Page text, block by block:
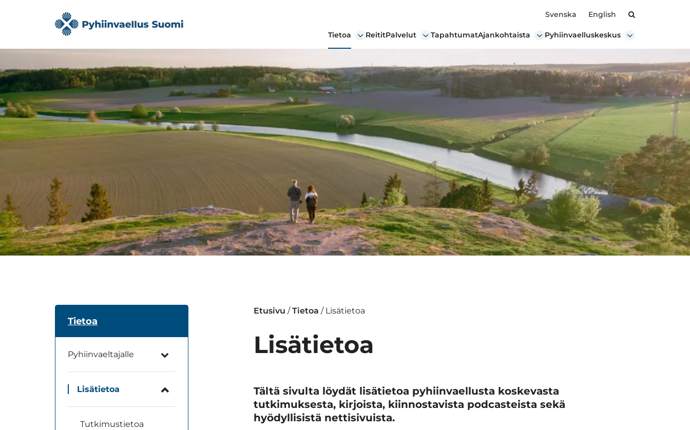
Svenska English
Tietoa ReititPalvelut TapahtumatAjankohtaista Pyhiinvaelluskeskus
Tietoa
Pyhiinvaeltajalle
Lisätietoa
Tutkimustietoa
Etusivu /Tietoa / Lisätietoa
Lisätietoa
Tältä sivulta löydät lisätietoa pyhiinvaellusta koskevasta
tutkimuksesta, kirjoista, kiinnostavista podcasteista sekä
hyödyllisistä nettisivuista.